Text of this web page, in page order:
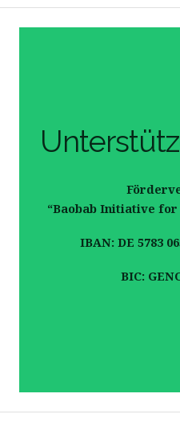
“Baobab Initiative for
IBAN: DE 5783
BIC: